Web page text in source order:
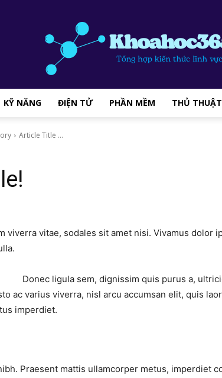
Tổng
KỸ NĂNG ĐIỆN TỬ PHẦN MỀM THỦ
Article Title ...
viverra vitae, sodales sit amet nisi. Vivamus dolor
Donec ligula sem, dignissim quis purus a,
ac varius viverra, nisl arcu accumsan elit, quis
imperdiet.
Praesent mattis ullamcorper metus, imperdiet